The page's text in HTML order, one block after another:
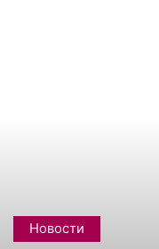
Новости